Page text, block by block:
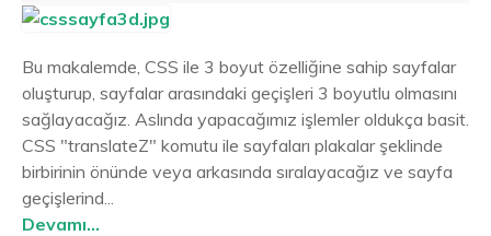
Bu makalemde, CSS ile 3 boyut özelliğine sahip sayfalar
oluşturup, sayfalar arasındaki geçişleri 3 boyutlu olmasını
sağlayacağız. Aslında yapacağımız işlemler oldukça basit.
CSS "translateZ" komutu ile sayfaları plakalar şeklinde
birbirinin önünde veya arkasında sıralayacağız ve sayfa
geçişlerind...
Devamı...